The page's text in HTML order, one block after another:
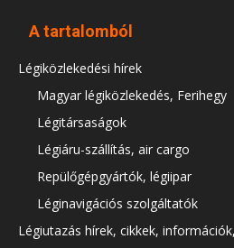
A tartalomból
Légiközlekedési hírek
Magyar légiközlekedés, Ferihegy
Légitársaságok
Légiáru-szállítás, air cargo
Repülőgépgyártók, légiipar
Léginavigációs szolgáltatók
Légiutazás hírek, cikkek,